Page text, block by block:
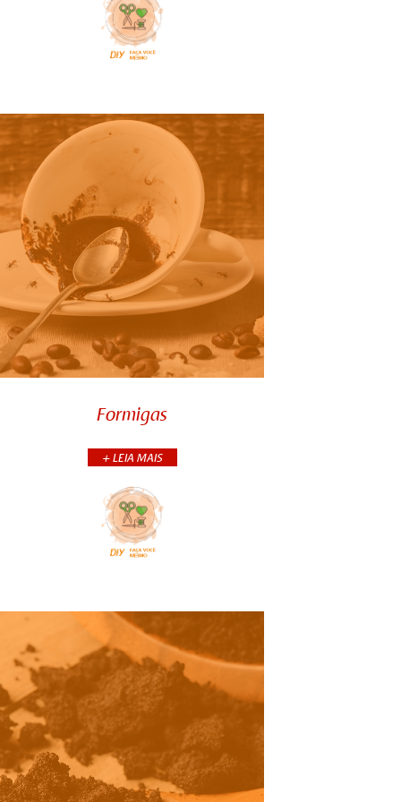
COMPARTILHE:
Formigas
+ LEIA MAIS
Formigas
O café pode atuar como repelente
espalhado nas folhagens. Por sua
ação ácida, é eficaz no tratamento
COMPARTILHE: